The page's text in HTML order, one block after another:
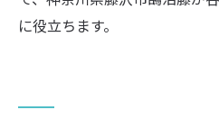
に役立ちます。